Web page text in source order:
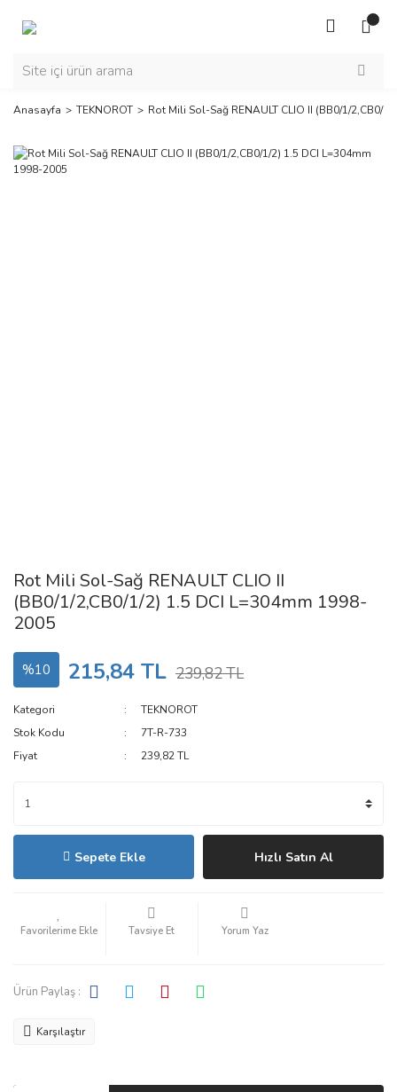
Anasayfa TEKNOROT Rot Mili Sol-Sağ RENAULT CLIO II (BB0/1/2,CB0/
Rot Mili Sol-Sağ RENAULT CLIO II
(BB0/1/2,CB0/1/2) 1.5 DCI L=304mm 1998-
2005
%10 215,84 TL 239,82 TL
Kategori
TEKNOROT
Stok Kodu
7T-R-733
Fiyat
239,82 TL
Sepete Ekle Hızlı Satın Al
Tavsiye Et Yorum Yaz
Ürün Paylaş :
Karşılaştır